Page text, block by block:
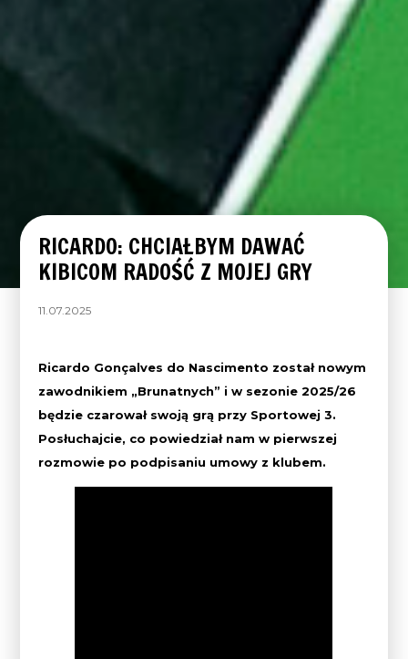
RICARDO: CHCIAŁBYM DAWAĆ
KIBICOM RADOŚĆ Z MOJEJ GRY
11.07.2025
Ricardo Gonçalves do Nascimento został nowym
zawodnikiem „Brunatnych” i w sezonie 2025/26
będzie czarował swoją grą przy Sportowej 3.
Posłuchajcie, co powiedział nam w pierwszej
rozmowie po podpisaniu umowy z klubem.